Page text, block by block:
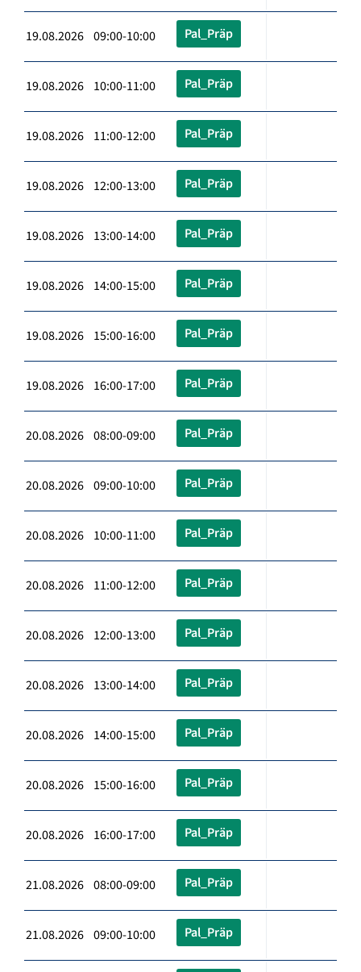
19.08.2026 09:00-10:00 Pal_Präp
19.08.2026 10:00-11:00 Pal_Präp
19.08.2026 11:00-12:00 Pal_Präp
19.08.2026 12:00-13:00 Pal_Präp
19.08.2026 13:00-14:00 Pal_Präp
19.08.2026 14:00-15:00 Pal_Präp
19.08.2026 15:00-16:00 Pal_Präp
19.08.2026 16:00-17:00 Pal_Präp
20.08.2026 08:00-09:00 Pal_Präp
20.08.2026 09:00-10:00 Pal_Präp
20.08.2026 10:00-11:00 Pal_Präp
20.08.2026 11:00-12:00 Pal_Präp
20.08.2026 12:00-13:00 Pal_Präp
20.08.2026 13:00-14:00 Pal_Präp
20.08.2026 14:00-15:00 Pal_Präp
20.08.2026 15:00-16:00 Pal_Präp
20.08.2026 16:00-17:00 Pal_Präp
21.08.2026 08:00-09:00 Pal_Präp
21.08.2026 09:00-10:00 Pal_Präp